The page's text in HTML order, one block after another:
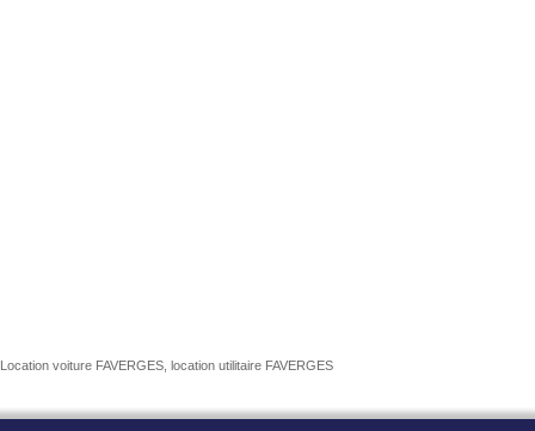
Location voiture FAVERGES, location utilitaire FAVERGES